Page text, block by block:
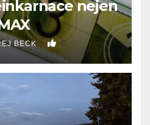
nejen
BECK 0